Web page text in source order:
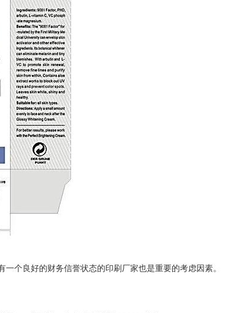
个良好的财务信誉状态的印刷厂家也是重要的考虑因素。